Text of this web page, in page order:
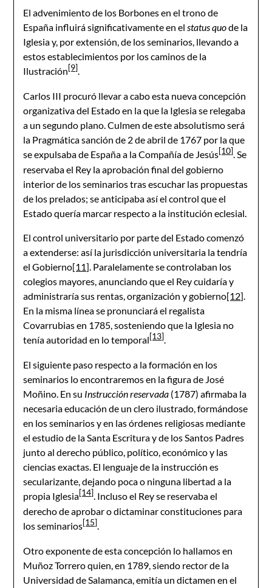
El advenimiento de los Borbones en el trono de
España influirá significativamente en elstatus quode la
Iglesia y, por extensión, de los seminarios, llevando a
estos establecimientos por los caminos de la
Ilustración[9].
Carlos III procuró llevar a cabo esta nueva concepción
organizativa del Estado en la que la Iglesia se relegaba
a un segundo plano. Culmen de este absolutismo será
la Pragmática sanción de 2 de abril de 1767 por la que
se expulsaba de España a la Compañía de Jesús[10]. Se
reservaba el Rey la aprobación final del gobierno
interior de los seminarios tras escuchar las propuestas
de los prelados; se anticipaba así el control que el
Estado quería marcar respecto a la institución eclesial.
El control universitario por parte del Estado comenzó
a extenderse: así la jurisdicción universitaria la tendría
el Gobierno[11]. Paralelamente se controlaban los
colegios mayores, anunciando que el Rey cuidaría y
administraría sus rentas, organización y gobierno[12].
En la misma línea se pronunciará el regalista
Covarrubias en 1785, sosteniendo que la Iglesia no
tenía autoridad en lo temporal[13].
El siguiente paso respecto a la formación en los
seminarios lo encontraremos en la figura de José
Moñino. En su Instrucción reservada (1787) afirmaba la
necesaria educación de un clero ilustrado, formándose
en los seminarios y en las órdenes religiosas mediante
el estudio de la Santa Escritura y de los Santos Padres
junto al derecho público, político, económico y las
ciencias exactas. El lenguaje de la instrucción es
secularizante, dejando poca o ninguna libertad a la
propia Iglesia[14]. Incluso el Rey se reservaba el
derecho de aprobar o dictaminar constituciones para
los seminarios[15].
Otro exponente de esta concepción lo hallamos en
Muñoz Torrero quien, en 1789, siendo rector de la
Universidad de Salamanca, emitía un dictamen en el